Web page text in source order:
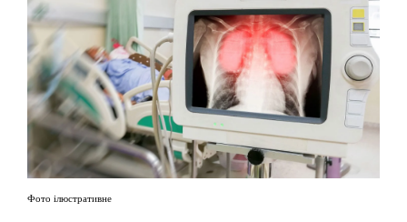
Фото ілюстративне